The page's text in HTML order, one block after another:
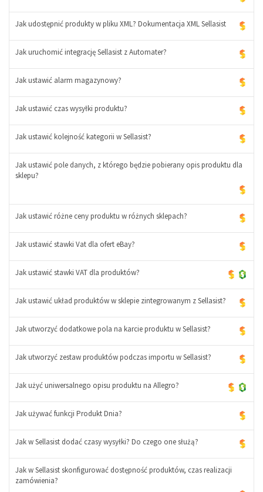
Jak udostępnić produkty w pliku XML? Dokumentacja XML Sellasist
Jak uruchomić integrację Sellasist z Automater?
Jak ustawić alarm magazynowy?
Jak ustawić czas wysyłki produktu?
Jak ustawić kolejność kategorii w Sellasist?
Jak ustawić pole danych, z którego będzie pobierany opis produktu dla
sklepu?
Jak ustawić różne ceny produktu w różnych sklepach?
Jak ustawić stawki Vat dla ofert eBay?
Jak ustawić stawki VAT dla produktów?
Jak ustawić układ produktów w sklepie zintegrowanym z Sellasist?
Jak utworzyć dodatkowe pola na karcie produktu w Sellasist?
Jak utworzyć zestaw produktów podczas importu w Sellasist?
Jak użyć uniwersalnego opisu produktu na Allegro?
Jak używać funkcji Produkt Dnia?
Jak w Sellasist dodać czasy wysyłki? Do czego one służą?
Jak w Sellasist skonfigurować dostępność produktów, czas realizacji
zamówienia?